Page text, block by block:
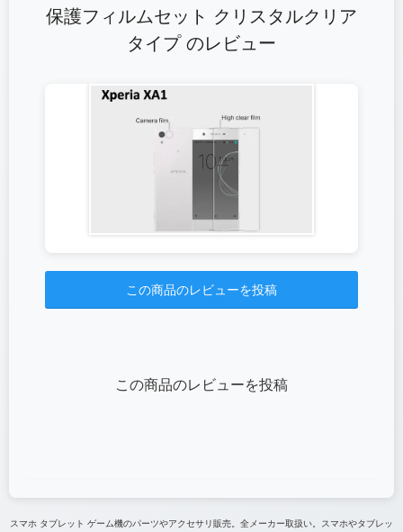
保護フィルムセット クリスタルクリア
タイプ のレビュー
この商品のレビューを投稿
この商品のレビューを投稿
スマホ タブレット ゲーム機のパーツやアクセサリ販売。全メーカー取扱い。スマホやタブレッ